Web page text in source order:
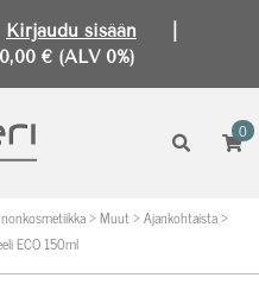
Kirjaudu sisään
€ (ALV 0%)
0
>Muut>Ajankohtaista>
ECO 150ml